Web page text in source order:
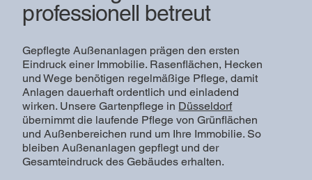
professionell betreut
Gepflegte Außenanlagen prägen den ersten
Eindruck einer Immobilie. Rasenflächen, Hecken
und Wege benötigen regelmäßige Pflege, damit
Anlagen dauerhaft ordentlich und einladend
wirken. Unsere Gartenpflege in Düsseldorf
übernimmt die laufende Pflege von Grünflächen
und Außenbereichen rund um Ihre Immobilie. So
bleiben Außenanlagen gepflegt und der
Gesamteindruck des Gebäudes erhalten.